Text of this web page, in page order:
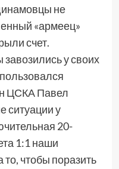
не
«армеец»
счет.
у своих
ЦСКА Павел
ситуации у
20-
1:1 наши
чтобы поразить